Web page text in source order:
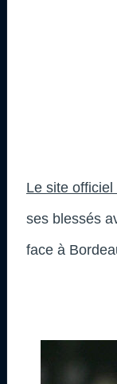
Le site
ses blessés
face à